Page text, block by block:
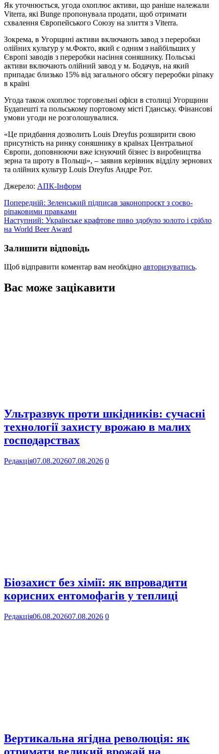
Як уточнюється, угода охоплює активи, що раніше належали
Viterra, які Bunge пропонувала продати, щоб отримати
схвалення Європейського Союзу на злиття з Viterra.
Зокрема, в Угорщині активи включають завод з переробки
олійних культур у м.Фокто, який є одним з найбільших у
Європі заводів з переробки насіння соняшнику. Польські
активи включають олійний завод у м. Бодачув, на який
припадає близько 15% від загального обсягу переробки ріпаку
в країні
Угода також охоплює торговельні офіси в столиці Угорщини
Будапешті та польському портовому місті Гданську. Фінансові
умови угоди не розголошувалися.
«Це придбання дозволить Louis Dreyfus розширити свою
присутність на ринку соняшнику в країнах Центральної
Європи, доповнюючи вже існуючий бізнес із виробництва
зерна та шроту в Польщі», – заявив керівник відділу зернових
та олійних культур Louis Dreyfus Андре Рот.
Джерело: АПК-Інформ
Навігація
записів
Попередній: Зеленський підписав законопроєкт з соєво-
ріпаковими правками
Наступний: Українське крафтове пиво здобуло золото і срібло
на World Beer Award
Залишити відповідь
Щоб відправити коментар вам необхідно авторизуватись.
Вас може зацікавити
Ультразвук проти шкідників: сучасні
технології захисту врожаю в малих
господарствах
Редакція07.08.202607.08.2026 0
Біозахист без хімії: як впровадити
корисних ентомофагів у теплиці
Редакція06.08.202607.08.2026 0
Вертикальна ягідна революція: як